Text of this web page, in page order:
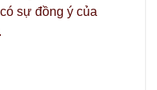
sự đồng ý của